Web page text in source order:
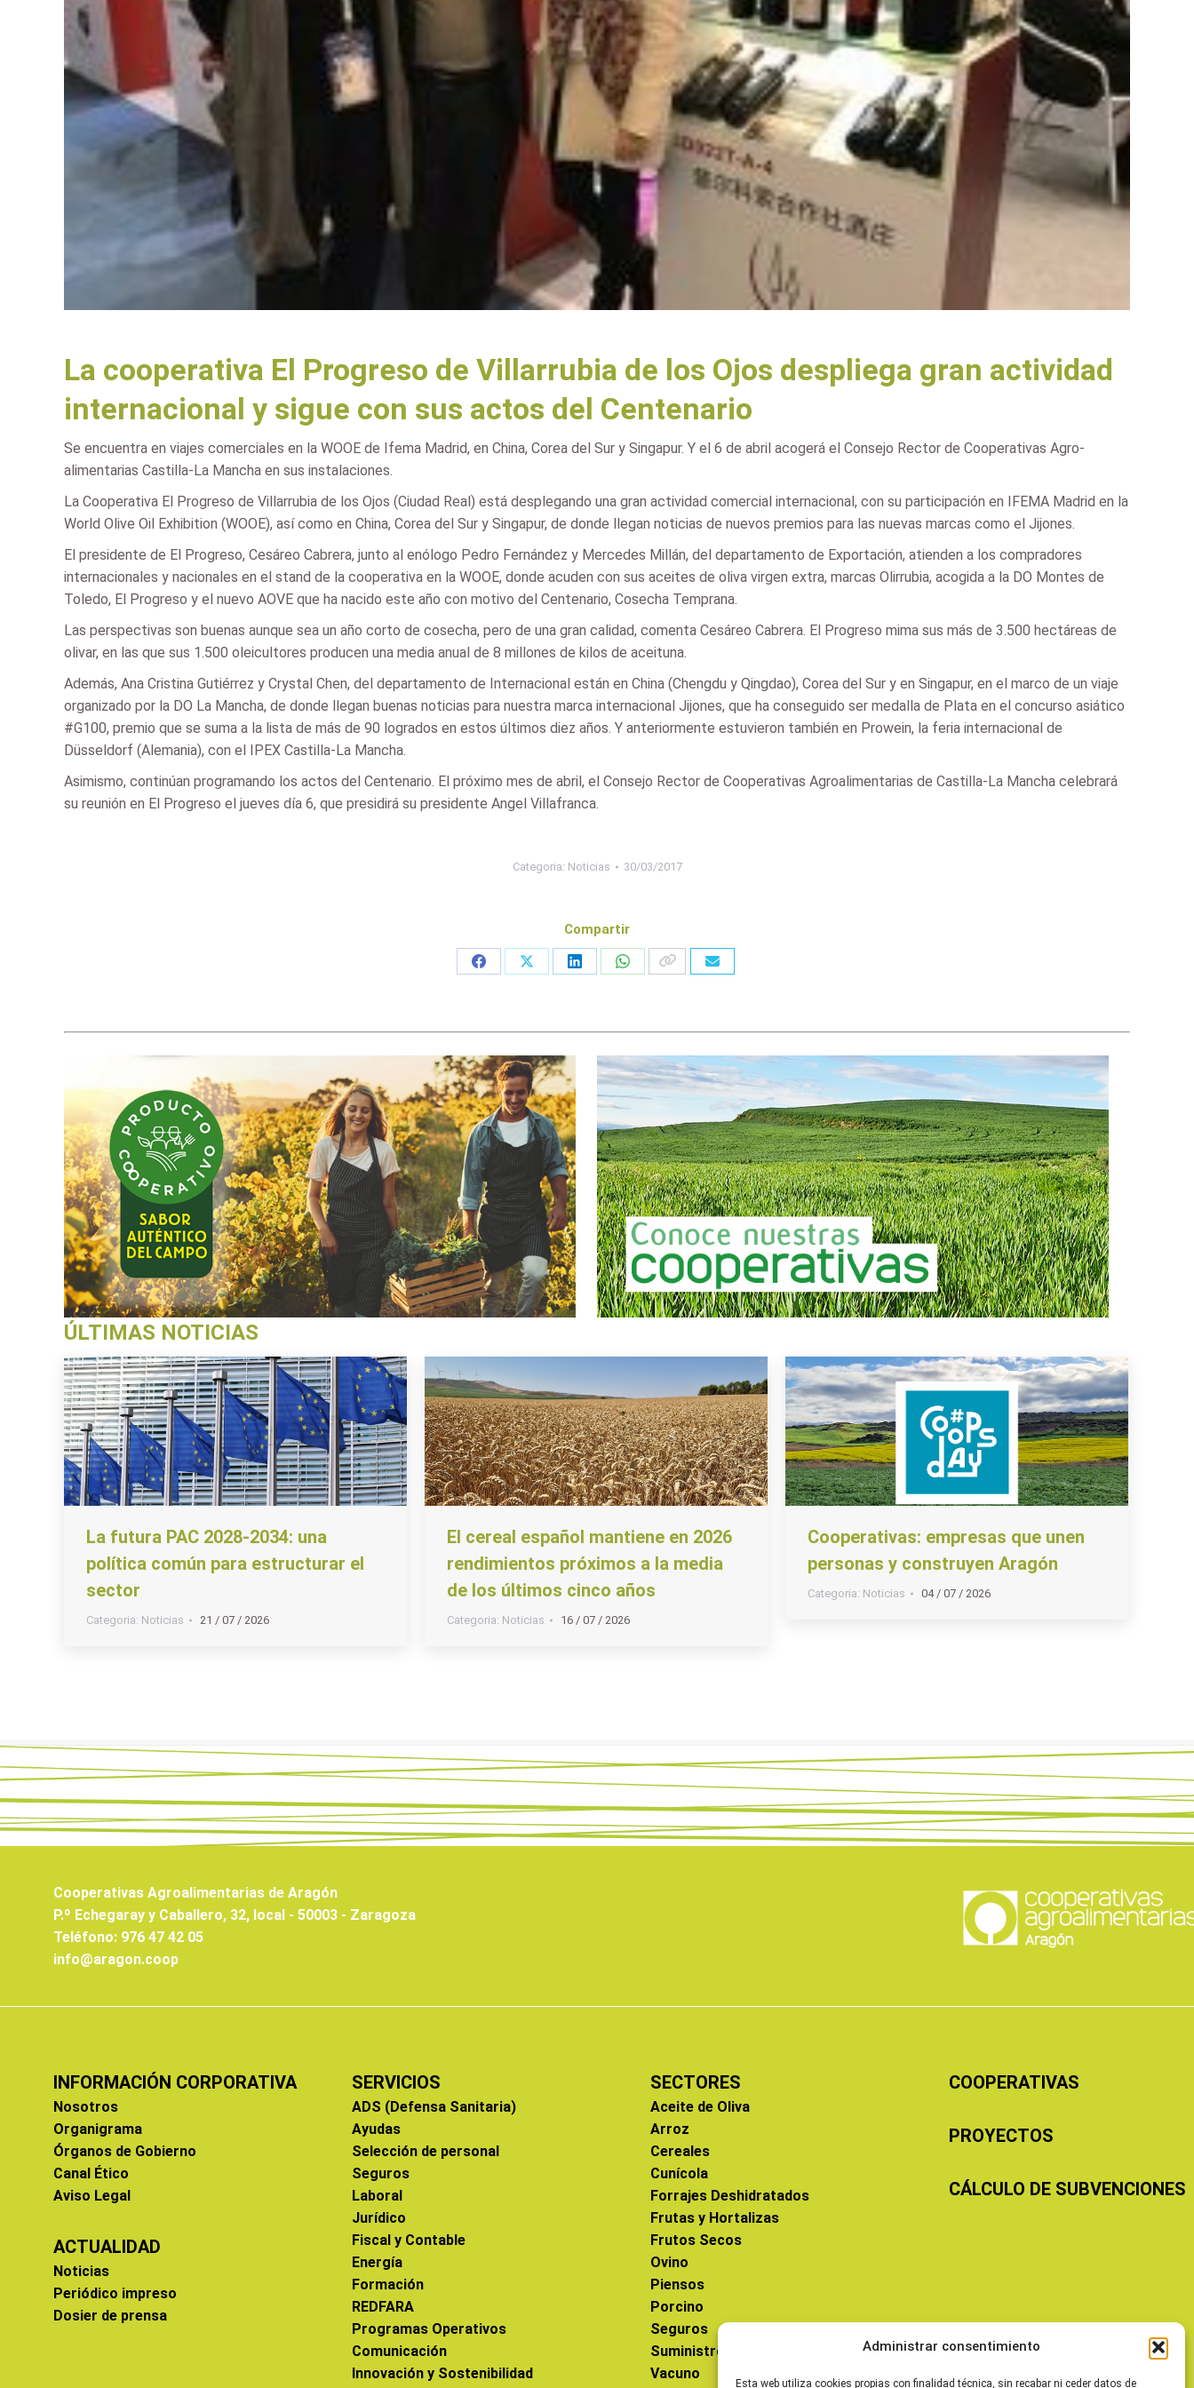
Administrar consentimiento
Esta web utiliza cookies propias con finalidad técnica, sin recabar ni ceder datos de
La cooperativa El Progreso de Villarrubia de los Ojos despliega gran actividad
internacional y sigue con sus actos del Centenario
Se encuentra en viajes comerciales en la WOOE de Ifema Madrid, en China, Corea del Sur y Singapur. Y el 6 de abril acogerá el Consejo Rector de Cooperativas Agro-
alimentarias Castilla-La Mancha en sus instalaciones.
La Cooperativa El Progreso de Villarrubia de los Ojos (Ciudad Real) está desplegando una gran actividad comercial internacional, con su participación en IFEMA Madrid en la
World Olive Oil Exhibition (WOOE), así como en China, Corea del Sur y Singapur, de donde llegan noticias de nuevos premios para las nuevas marcas como el Jijones.
El presidente de El Progreso, Cesáreo Cabrera, junto al enólogo Pedro Fernández y Mercedes Millán, del departamento de Exportación, atienden a los compradores
internacionales y nacionales en el stand de la cooperativa en la WOOE, donde acuden con sus aceites de oliva virgen extra, marcas Olirrubia, acogida a la DO Montes de
Toledo, El Progreso y el nuevo AOVE que ha nacido este año con motivo del Centenario, Cosecha Temprana.
Las perspectivas son buenas aunque sea un año corto de cosecha, pero de una gran calidad, comenta Cesáreo Cabrera. El Progreso mima sus más de 3.500 hectáreas de
olivar, en las que sus 1.500 oleicultores producen una media anual de 8 millones de kilos de aceituna.
Además, Ana Cristina Gutiérrez y Crystal Chen, del departamento de Internacional están en China (Chengdu y Qingdao), Corea del Sur y en Singapur, en el marco de un viaje
organizado por la DO La Mancha, de donde llegan buenas noticias para nuestra marca internacional Jijones, que ha conseguido ser medalla de Plata en el concurso asiático
#G100, premio que se suma a la lista de más de 90 logrados en estos últimos diez años. Y anteriormente estuvieron también en Prowein, la feria internacional de
Düsseldorf (Alemania), con el IPEX Castilla-La Mancha.
Asimismo, continúan programando los actos del Centenario. El próximo mes de abril, el Consejo Rector de Cooperativas Agroalimentarias de Castilla-La Mancha celebrará
su reunión en El Progreso el jueves día 6, que presidirá su presidente Angel Villafranca.
Categoria: Noticias 30/03/2017
Compartir
Share
Share
Share
Share
ÚLTIMAS NOTICIAS
La futura PAC 2028-2034: una
política común para estructurar el
sector
Categoria: Noticias 21 / 07 / 2026
El cereal español mantiene en 2026
rendimientos próximos a la media
de los últimos cinco años
Categoria: Noticias 16 / 07 / 2026
Cooperativas: empresas que unen
personas y construyen Aragón
Categoria: Noticias 04 / 07 / 2026
Cooperativas Agroalimentarias de Aragón
P.º Echegaray y Caballero, 32, local - 50003 - Zaragoza
Teléfono: 976 47 42 05
info@aragon.coop
INFORMACIÓN CORPORATIVA
Nosotros
Organigrama
Órganos de Gobierno
Canal Ético
Aviso Legal
ACTUALIDAD
Noticias
Periódico impreso
Dosier de prensa
SERVICIOS
ADS (Defensa Sanitaria)
Ayudas
Selección de personal
Seguros
Laboral
Jurídico
Fiscal y Contable
Energía
Formación
REDFARA
Programas Operativos
Comunicación
Innovación y Sostenibilidad
SECTORES
Aceite de Oliva
Arroz
Cereales
Cunícola
Forrajes Deshidratados
Frutas y Hortalizas
Frutos Secos
Ovino
Piensos
Porcino
Seguros
Suministros
Vacuno
COOPERATIVAS
PROYECTOS
CÁLCULO DE SUBVENCIONES